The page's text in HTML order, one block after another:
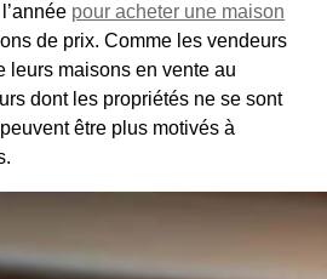
pour acheter une maison
de prix. Comme les vendeurs
leurs maisons en vente au
dont les propriétés ne se sont
être plus motivés à